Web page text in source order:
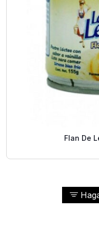
Flan De